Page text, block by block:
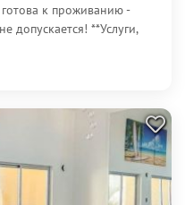
к проживанию -
**Услуги,